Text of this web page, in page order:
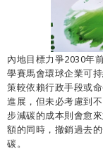
內地目標力爭2030年
學賽馬會環球企業可
策較依賴行政手段或
進展，但未必考慮到
步減碳的成本則會愈
額的同時，撤銷過去
碳。